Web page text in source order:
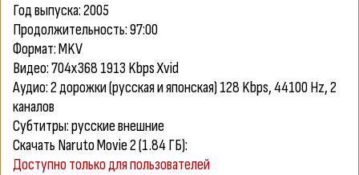
Год выпуска: 2005
Продолжительность: 97:00
Формат: MKV
Видео: 704х368 1913 Kbps Xvid
Аудио: 2 дорожки (русская и японская) 128 Kbps, 44100 Hz, 2
каналов
Субтитры: русские внешние
Скачать Naruto Movie 2 (1.84 ГБ):
Доступно только для пользователей